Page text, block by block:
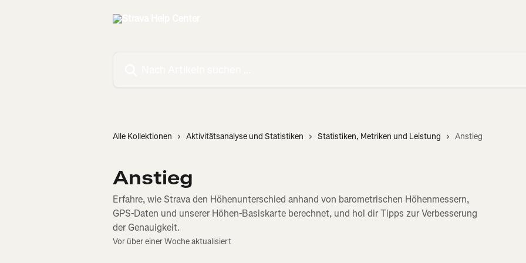
Alle Kollektionen Aktivitätsanalyse und Statistiken Statistiken, Metriken und Leistung Anstieg
Anstieg
Erfahre, wie Strava den Höhenunterschied anhand von barometrischen Höhenmessern,
GPS-Daten und unserer Höhen-Basiskarte berechnet, und hol dir Tipps zur Verbesserung
der Genauigkeit.
Vor über einer Woche aktualisiert